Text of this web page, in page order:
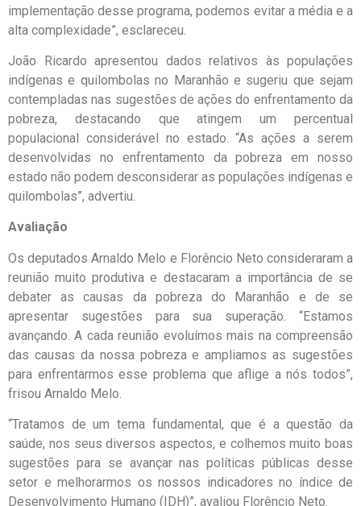
implementação desse programa, podemos evitar a média e a
alta complexidade”, esclareceu.
João Ricardo apresentou dados relativos às populações
indígenas e quilombolas no Maranhão e sugeriu que sejam
contempladas nas sugestões de ações do enfrentamento da
pobreza, destacando que atingem um percentual
populacional considerável no estado. “As ações a serem
desenvolvidas no enfrentamento da pobreza em nosso
estado não podem desconsiderar as populações indígenas e
quilombolas”, advertiu.
Avaliação
Os deputados Arnaldo Melo e Florêncio Neto consideraram a
reunião muito produtiva e destacaram a importância de se
debater as causas da pobreza do Maranhão e de se
apresentar sugestões para sua superação. “Estamos
avançando. A cada reunião evoluímos mais na compreensão
das causas da nossa pobreza e ampliamos as sugestões
para enfrentarmos esse problema que aflige a nós todos”,
frisou Arnaldo Melo.
“Tratamos de um tema fundamental, que é a questão da
saúde, nos seus diversos aspectos, e colhemos muito boas
sugestões para se avançar nas políticas públicas desse
setor e melhorarmos os nossos indicadores no índice de
Desenvolvimento Humano (IDH)”, avaliou Florêncio Neto.